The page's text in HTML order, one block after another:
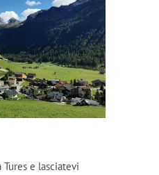
e lasciatevi